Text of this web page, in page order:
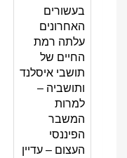
בעשורים
האחרונים
עלתה רמת
החיים של
תושבי איסלנד
ותושביה –
למרות
המשבר
הפיננסי
העצום – עדיין